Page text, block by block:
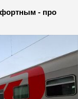
- про